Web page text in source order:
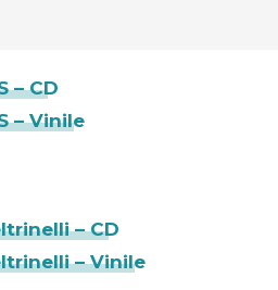
– CD
– Vinile
– CD
– Vinile